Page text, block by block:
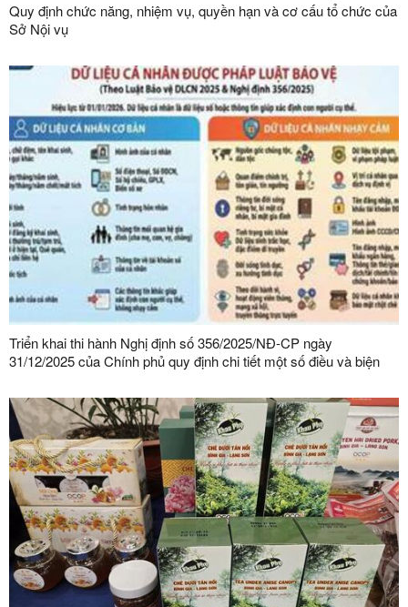
Quy định chức năng, nhiệm vụ, quyền hạn và cơ cấu tổ chức của
Sở Nội vụ
Triển khai thi hành Nghị định số 356/2025/NĐ-CP ngày
31/12/2025 của Chính phủ quy định chi tiết một số điều và biện
Sơn